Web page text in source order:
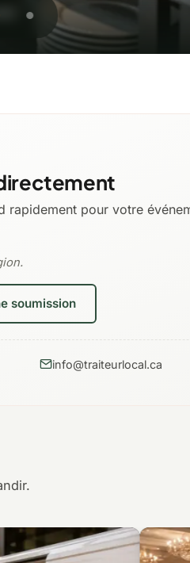
événements
pour votre
soumission
info@traiteurlocal.ca